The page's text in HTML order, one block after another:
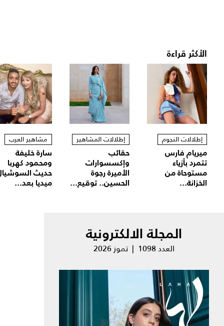
الأكثر قراءة
إطلالات النجوم
ميريام فارس
تتمرد بأزياء
مستوحاة من
الخزانة...
إطلالات المشاهير
حقائب
وإكسسوارات
الأميرة رجوة
الحسين.. توقيع...
مشاهير العرب
سارة خليفة
ومحمود كهربا
حديث
ميديا بعد...
المجلة الالكترونية
العدد 1098 | تموز 2026